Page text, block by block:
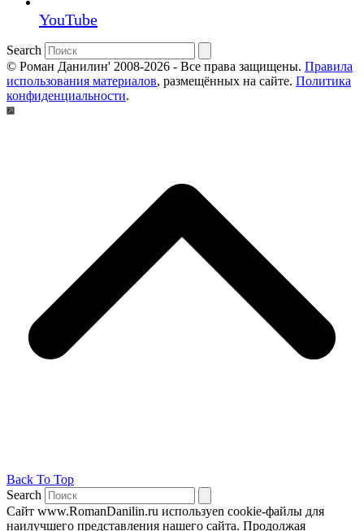
YouTube
Search
© Роман Данилин' 2008-2026 - Все права защищены. Правила
использования материалов, размещённых на сайте. Политика
конфиденциальности.
Back To Top
Search
Сайт www.RomanDanilin.ru используеn cookie-файлы для
наилучшего представления нашего сайта. Продолжая